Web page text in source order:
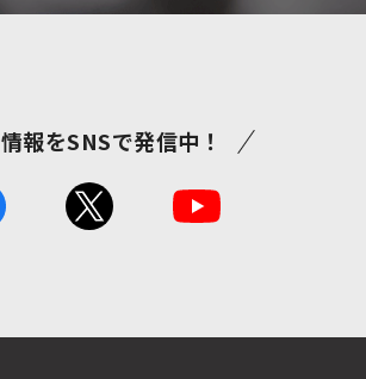
報をSNSで発信中！